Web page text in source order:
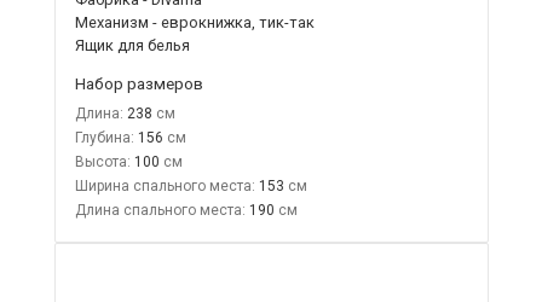
Механизм - еврокнижка, тик-так
Ящик для белья
Набор размеров
Длина: 238
Глубина: 156
Высота: 100
Ширина спального места: 153
Длина спального места: 190